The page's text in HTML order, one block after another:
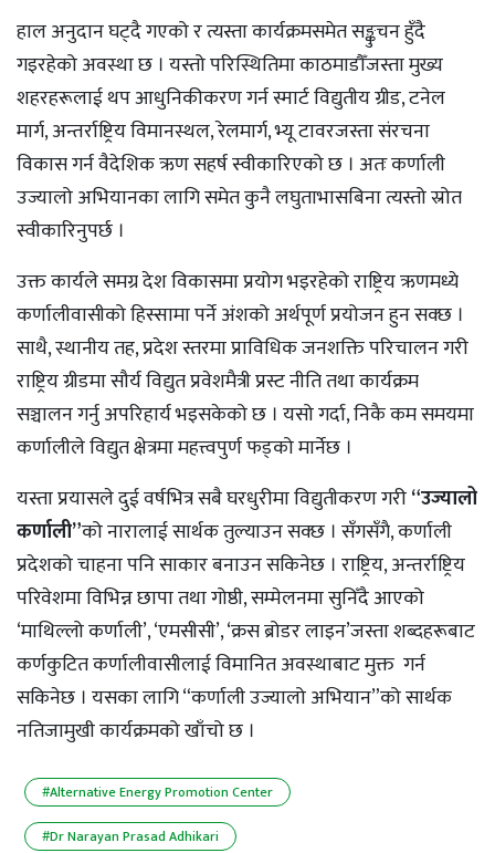
हाल अनुदान घट्दै गएको र त्यस्ता कार्यक्रमसमेत सङ्कुचन हुँदै
गइरहेको अवस्था छ । यस्तो परिस्थितिमा काठमाडौँजस्ता मुख्य
शहरहरूलाई थप आधुनिकीकरण गर्न स्मार्ट विद्युतीय ग्रीड, टनेल
मार्ग, अन्तर्राष्ट्रिय विमानस्थल, रेलमार्ग, भ्यू टावरजस्ता संरचना
विकास गर्न वैदेशिक ऋण सहर्ष स्वीकारिएको छ । अतः कर्णाली
उज्यालो अभियानका लागि समेत कुनै लघुताभासबिना त्यस्तो स्रोत
स्वीकारिनुपर्छ ।
उक्त कार्यले समग्र देश विकासमा प्रयोग भइरहेको राष्ट्रिय ऋणमध्ये
कर्णालीवासीको हिस्सामा पर्ने अंशको अर्थपूर्ण प्रयोजन हुन सक्छ ।
साथै, स्थानीय तह, प्रदेश स्तरमा प्राविधिक जनशक्ति परिचालन गरी
राष्ट्रिय ग्रीडमा सौर्य विद्युत प्रवेशमैत्री प्रस्ट नीति तथा कार्यक्रम
सञ्चालन गर्नु अपरिहार्य भइसकेको छ । यसो गर्दा, निकै कम समयमा
कर्णालीले विद्युत क्षेत्रमा महत्त्वपुर्ण फड्को मार्नेछ ।
यस्ता प्रयासले दुई वर्षभित्र सबै घरधुरीमा विद्युतीकरण गरी“उज्यालो
कर्णाली”को नारालाई सार्थक तुल्याउन सक्छ । सँगसँगै, कर्णाली
प्रदेशको चाहना पनि साकार बनाउन सकिनेछ । राष्ट्रिय, अन्तर्राष्ट्रिय
परिवेशमा विभिन्न छापा तथा गोष्ठी, सम्मेलनमा सुनिँदै आएको
‘माथिल्लो कर्णाली’, ‘एमसीसी’, ‘क्रस ब्रोडर लाइन’जस्ता शब्दहरूबाट
कर्णकुटित कर्णालीवासीलाई विमानित अवस्थाबाट मुक्त गर्न
सकिनेछ । यसका लागि “कर्णाली उज्यालो अभियान”को सार्थक
नतिजामुखी कार्यक्रमको खाँचो छ ।
#Alternative Energy Promotion Center
#Dr Narayan Prasad Adhikari